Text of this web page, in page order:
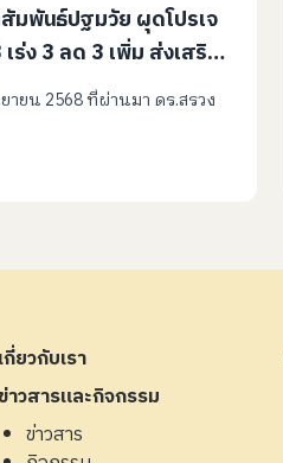
มพันธ์ปฐมวัย ผุดโปรเจ
ร่ง 3 ลด 3 เพิ่ม ส่งเสริม
ปฐมวัยในสภาวะวิกฤติ
ายน 2568 ที่ผ่านมา ดร.สรวง
เกี่ยวกับเรา
ข่าวสารและกิจกรรม
ข่าวสาร